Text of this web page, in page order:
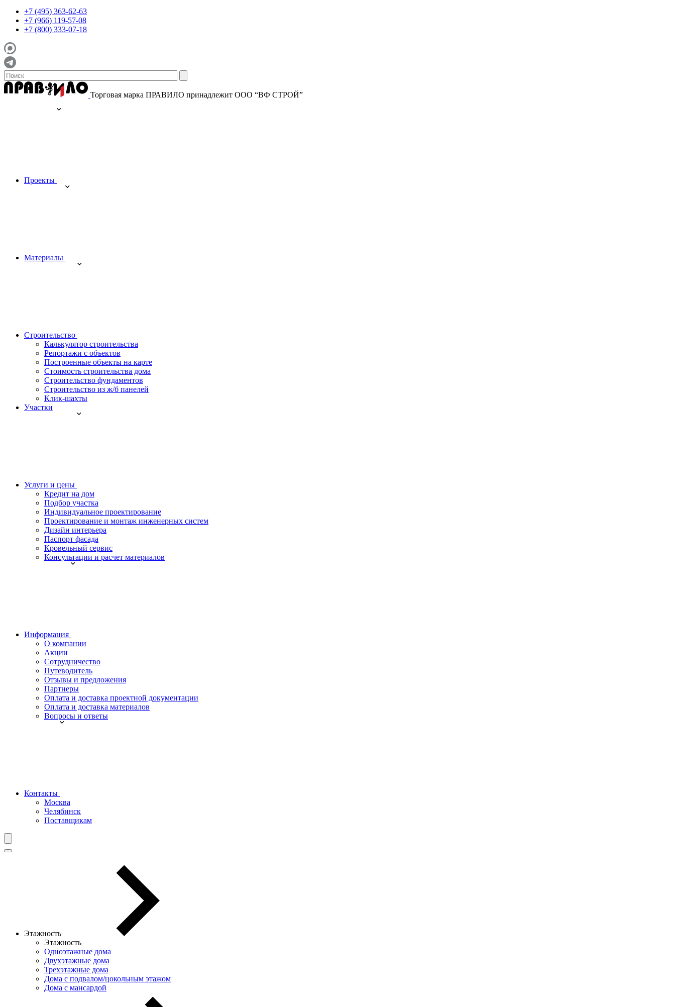
+7 (495) 363-62-63
+7 (966) 119-57-08
+7 (800) 333-07-18
Торговая марка ПРАВИЛО принадлежит ООО “ВФ СТРОЙ”
Проекты
Материалы
Строительство
Калькулятор строительства
Репортажи с объектов
Построенные объекты на карте
Стоимость строительства дома
Строительство фундаментов
Строительство из ж/б панелей
Клик-шахты
Участки
Услуги и цены
Кредит на дом
Подбор участка
Индивидуальное проектирование
Проектирование и монтаж инженерных систем
Дизайн интерьера
Паспорт фасада
Кровельный сервис
Консультации и расчет материалов
Информация
О компании
Акции
Сотрудничество
Путеводитель
Отзывы и предложения
Партнеры
Оплата и доставка проектной документации
Оплата и доставка материалов
Вопросы и ответы
Контакты
Москва
Челябинск
Поставщикам
Этажность
Этажность
Одноэтажные дома
Двухэтажные дома
Трехэтажные дома
Дома с подвалом/цокольным этажом
Дома с мансардой